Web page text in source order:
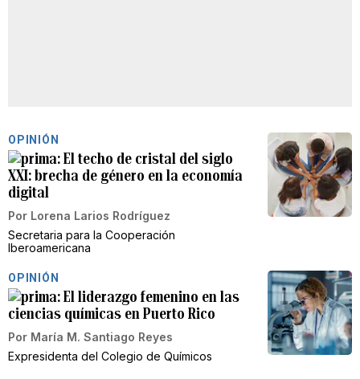
OPINIÓN
El techo de cristal del siglo
XXI: brecha de género en la economía
digital
Por Lorena Larios Rodríguez
Secretaria para la Cooperación
Iberoamericana
OPINIÓN
El liderazgo femenino en las
ciencias químicas en Puerto Rico
Por María M. Santiago Reyes
Expresidenta del Colegio de Químicos